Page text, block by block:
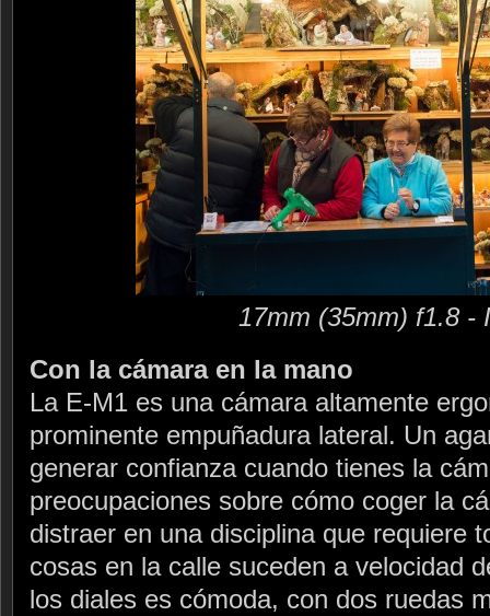
17mm (35mm) f1.8 -
Con la cámara en la mano
La E-M1 es una cámara altamente
prominente empuñadura lateral. Un
generar confianza cuando tienes la
preocupaciones sobre cómo coger la
distraer en una disciplina que requiere
cosas en la calle suceden a velocidad
los diales es cómoda, con dos ruedas